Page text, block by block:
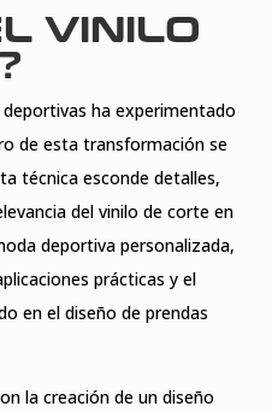
VINILO
ha experimentado
de esta transformación se
técnica esconde detalles,
del vinilo de corte en
deportiva personalizada,
prácticas y el
en el diseño de prendas
la creación de un diseño